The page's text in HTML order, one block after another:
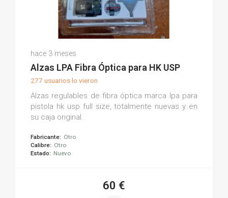
hace 3 meses
Alzas LPA Fibra Óptica para HK USP
277 usuarios lo vieron
Alzas regulables de fibra óptica marca lpa para
pistola hk usp full size, totalmente nuevas y en
su caja original.
Fabricante: Otro
Calibre: Otro
Estado: Nuevo
60 €